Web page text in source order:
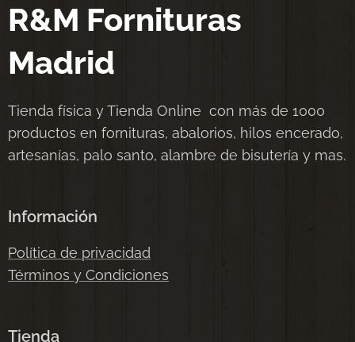
R&M Fornituras
Madrid
Tienda física y Tienda Online con más de 1000
productos en fornituras, abalorios, hilos encerado,
artesanías, palo santo, alambre de bisutería y mas.
Información
Política de privacidad
Términos y Condiciones
Tienda